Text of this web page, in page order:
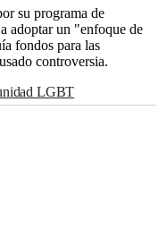
su programa de
adoptar un "enfoque de
fondos para las
controversia.
LGBT